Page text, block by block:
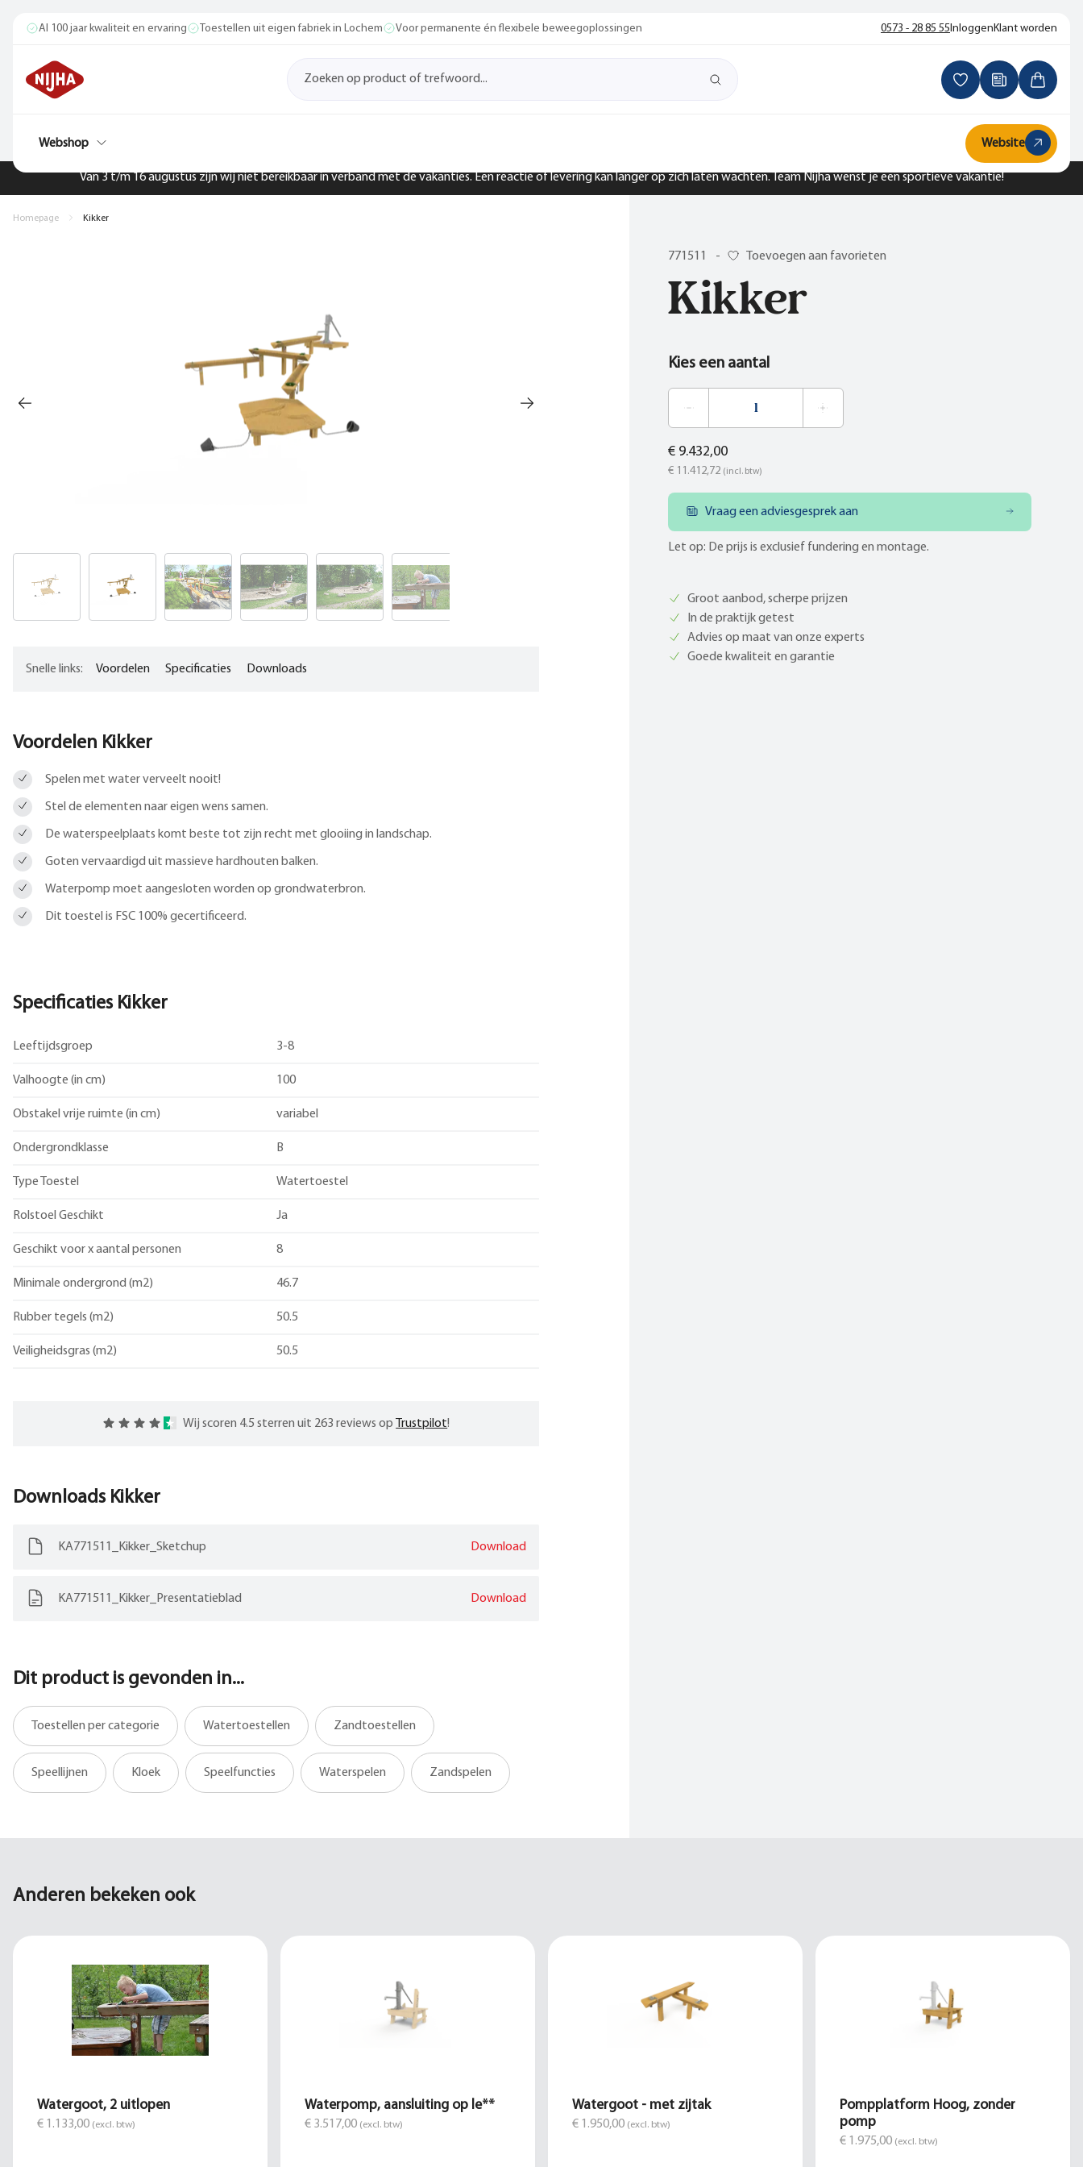
Van 3 t/m 16 augustus zijn wij niet bereikbaar in verband met de vakanties. Een reactie of levering kan langer op zich laten wachten. Team Nijha wenst je een sportieve vakantie!
Al 100 jaar kwaliteit en ervaring Toestellen uit eigen fabriek in Lochem Voor permanente én flexibele beweegoplossingen 0573 - 28 85 55InloggenKlant worden
Webshop Website
771511 - Toevoegen aan favorieten
Kikker
Kies een aantal
€ 9.432,00
€ 11.412,72 (incl. btw)
Vraag een adviesgesprek aan
Let op: De prijs is exclusief fundering en montage.
Groot aanbod, scherpe prijzen
In de praktijk getest
Advies op maat van onze experts
Goede kwaliteit en garantie
Homepage Kikker
Snelle links: Voordelen Specificaties Downloads
Voordelen Kikker
Spelen met water verveelt nooit!
Stel de elementen naar eigen wens samen.
De waterspeelplaats komt beste tot zijn recht met glooiing in landschap.
Goten vervaardigd uit massieve hardhouten balken.
Waterpomp moet aangesloten worden op grondwaterbron.
Dit toestel is FSC 100% gecertificeerd.
Specificaties Kikker
Leeftijdsgroep 3-8
Valhoogte (in cm) 100
Obstakel vrije ruimte (in cm) variabel
Ondergrondklasse B
Type Toestel Watertoestel
Rolstoel Geschikt Ja
Geschikt voor x aantal personen 8
Minimale ondergrond (m2) 46.7
Rubber tegels (m2) 50.5
Veiligheidsgras (m2) 50.5
Wij scoren 4.5 sterren uit 263 reviews op Trustpilot!
Downloads Kikker
KA771511_Kikker_Sketchup Download
KA771511_Kikker_Presentatieblad Download
Dit product is gevonden in...
Toestellen per categorie Watertoestellen Zandtoestellen
Speellijnen Kloek Speelfuncties Waterspelen Zandspelen
Anderen bekeken ook
Watergoot, 2 uitlopen
€ 1.133,00 (excl. btw)
Waterpomp, aansluiting op le**
€ 3.517,00 (excl. btw)
Watergoot - met zijtak
€ 1.950,00 (excl. btw)
Pompplatform Hoog, zonder
pomp
€ 1.975,00 (excl. btw)